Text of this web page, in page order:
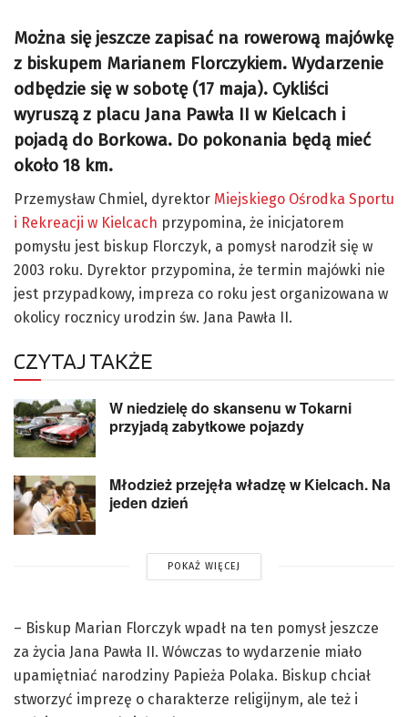
Można się jeszcze zapisać na rowerową majówkę
z biskupem Marianem Florczykiem. Wydarzenie
odbędzie się w sobotę (17 maja). Cykliści
wyruszą z placu Jana Pawła II w Kielcach i
pojadą do Borkowa. Do pokonania będą mieć
około 18 km.
Przemysław Chmiel, dyrektor Miejskiego Ośrodka Sportu
i Rekreacji w Kielcach przypomina, że inicjatorem
pomysłu jest biskup Florczyk, a pomysł narodził się w
2003 roku. Dyrektor przypomina, że termin majówki nie
jest przypadkowy, impreza co roku jest organizowana w
okolicy rocznicy urodzin św. Jana Pawła II.
CZYTAJ TAKŻE
W niedzielę do skansenu w Tokarni
przyjadą zabytkowe pojazdy
Młodzież przejęła władzę w Kielcach. Na
jeden dzień
POKAŻ WIĘCEJ
– Biskup Marian Florczyk wpadł na ten pomysł jeszcze
za życia Jana Pawła II. Wówczas to wydarzenie miało
upamiętniać narodziny Papieża Polaka. Biskup chciał
stworzyć imprezę o charakterze religijnym, ale też i